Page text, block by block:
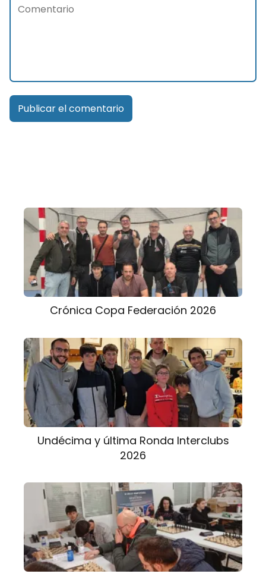
Crónica Copa Federación 2026
Undécima y última Ronda Interclubs
2026